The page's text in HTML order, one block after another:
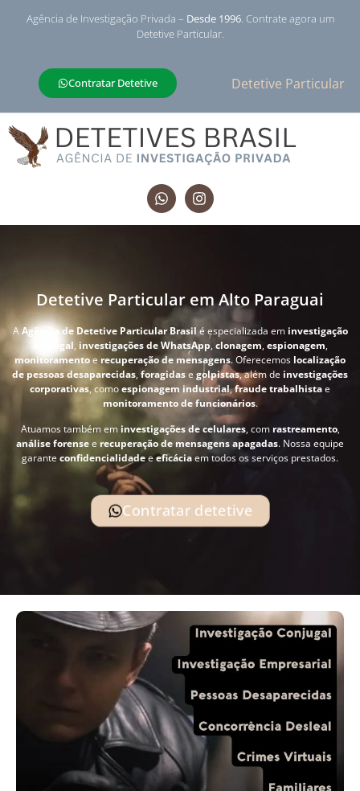
Agência de Investigação Privada – Desde 1996. Contrate agora um
Detetive Particular.
Contratar Detetive Detetive Particular
Detetive Particular em Alto Paraguai
AAgência de Detetive Particular Brasil é especializada em investigação
conjugal, investigações de WhatsApp, clonagem,espionagem,
monitoramentoe recuperação de mensagens. Oferecemos localização
de pessoas desaparecidas, foragidase golpistas, além de investigações
corporativas, comoespionagem industrial,fraude trabalhistae
monitoramento de funcionários.
Atuamos também em investigações de celulares, com rastreamento,
análise forensee recuperação de mensagens apagadas. Nossa equipe
garante confidencialidadeeeficáciaem todos os serviços prestados.
Contratar detetive